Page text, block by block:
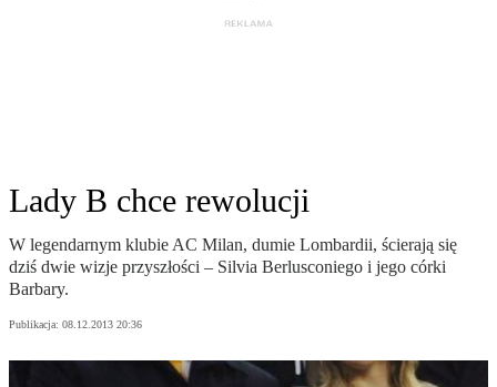
Lady B chce rewolucji
W legendarnym klubie AC Milan, dumie Lombardii, ścierają się
dziś dwie wizje przyszłości – Silvia Berlusconiego i jego córki
Barbary.
Publikacja: 08.12.2013 20:36